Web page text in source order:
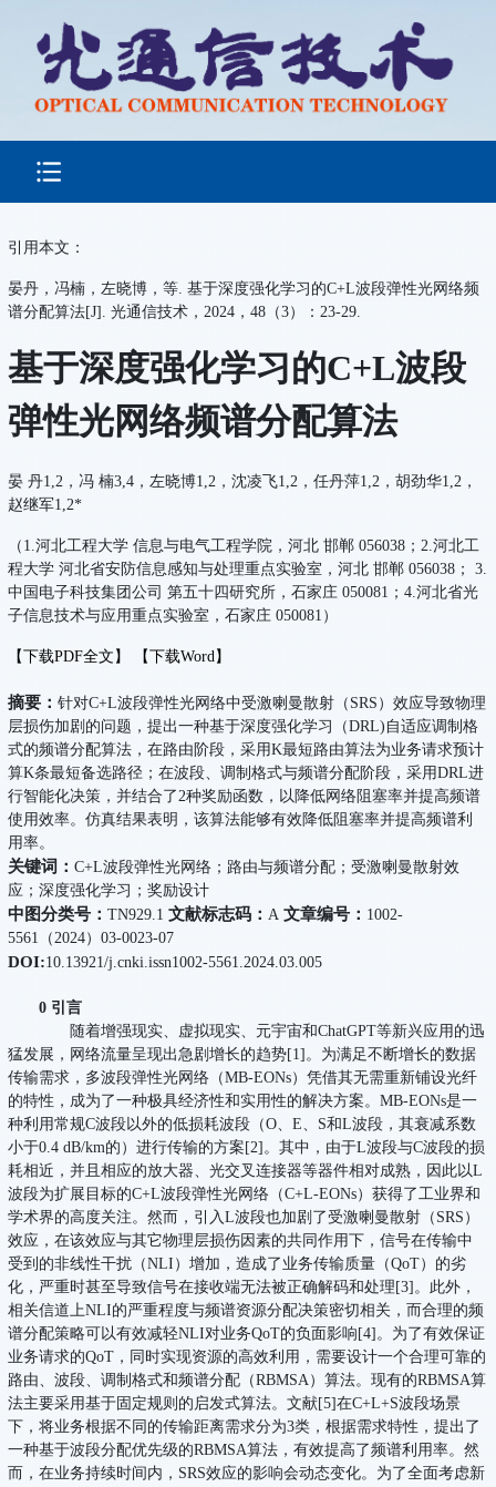
引用本文：
晏丹，冯楠，左晓博，等. 基于深度强化学习的C+L波段弹性光网络频
谱分配算法[J]. 光通信技术，2024，48（3）：23-29.
基于深度强化学习的C+L波段
弹性光网络频谱分配算法
晏 丹1,2，冯 楠3,4，左晓博1,2，沈凌飞1,2，任丹萍1,2，胡劲华1,2，
赵继军1,2*
（1.河北工程大学 信息与电气工程学院，河北 邯郸 056038；2.河北工
程大学 河北省安防信息感知与处理重点实验室，河北 邯郸 056038； 3.
中国电子科技集团公司 第五十四研究所，石家庄 050081；4.河北省光
子信息技术与应用重点实验室，石家庄 050081）
【下载PDF全文】 【下载Word】
摘要：针对C+L波段弹性光网络中受激喇曼散射（SRS）效应导致物理
层损伤加剧的问题，提出一种基于深度强化学习（DRL)自适应调制格
式的频谱分配算法，在路由阶段，采用K最短路由算法为业务请求预计
算K条最短备选路径；在波段、调制格式与频谱分配阶段，采用DRL进
行智能化决策，并结合了2种奖励函数，以降低网络阻塞率并提高频谱
使用效率。仿真结果表明，该算法能够有效降低阻塞率并提高频谱利
用率。
关键词：C+L波段弹性光网络；路由与频谱分配；受激喇曼散射效
应；深度强化学习；奖励设计
中图分类号：TN929.1文献标志码： A文章编号： 1002-
5561（2024）03-0023-07
DOI:10.13921/j.cnki.issn1002-5561.2024.03.005
0 引言
随着增强现实、虚拟现实、元宇宙和ChatGPT等新兴应用的迅
猛发展，网络流量呈现出急剧增长的趋势[1]。为满足不断增长的数据
传输需求，多波段弹性光网络（MB-EONs）凭借其无需重新铺设光纤
的特性，成为了一种极具经济性和实用性的解决方案。MB-EONs是一
种利用常规C波段以外的低损耗波段（O、E、S和L波段，其衰减系数
小于0.4 dB/km的）进行传输的方案[2]。其中，由于L波段与C波段的损
耗相近，并且相应的放大器、光交叉连接器等器件相对成熟，因此以L
波段为扩展目标的C+L波段弹性光网络（C+L-EONs）获得了工业界和
学术界的高度关注。然而，引入L波段也加剧了受激喇曼散射（SRS）
效应，在该效应与其它物理层损伤因素的共同作用下，信号在传输中
受到的非线性干扰（NLI）增加，造成了业务传输质量（QoT）的劣
化，严重时甚至导致信号在接收端无法被正确解码和处理[3]。此外，
相关信道上NLI的严重程度与频谱资源分配决策密切相关，而合理的频
谱分配策略可以有效减轻NLI对业务QoT的负面影响[4]。为了有效保证
业务请求的QoT，同时实现资源的高效利用，需要设计一个合理可靠的
路由、波段、调制格式和频谱分配（RBMSA）算法。现有的RBMSA算
法主要采用基于固定规则的启发式算法。文献[5]在C+L+S波段场景
下，将业务根据不同的传输距离需求分为3类，根据需求特性，提出了
一种基于波段分配优先级的RBMSA算法，有效提高了频谱利用率。然
而，在业务持续时间内，SRS效应的影响会动态变化。为了全面考虑新